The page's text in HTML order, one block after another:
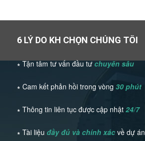
6 LÝ DO KH CHỌN CHÚNG TÔI
∗ Tận tâm tư vấn đầu tưchuyên sâu
∗ Cam kết phản hồi trong vòng 30 phút
∗ Thông tin liên tục được cập nhật 24/7
∗ Tài liệu đầy đủ và chính xácvề dự án